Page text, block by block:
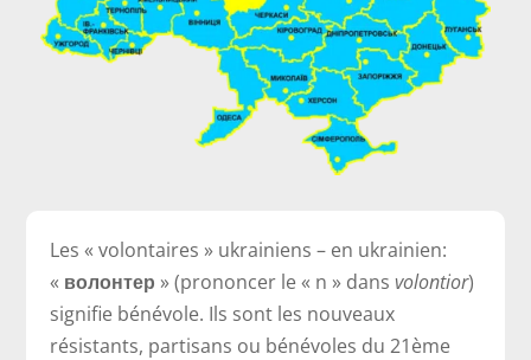
Les « volontaires » ukrainiens – en ukrainien:
« волонтер » (prononcer le « n » dansvolontior)
signifie bénévole. Ils sont les nouveaux
résistants, partisans ou bénévoles du 21ème